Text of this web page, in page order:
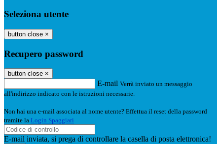
Seleziona utente
button close ×
Recupero password
button close ×
E-mail Verrà inviato un messaggio
all'indirizzo indicato con le istruzioni necessarie.
Non hai una e-mail associata al nome utente? Effettua il reset della password
tramite la Login Spaggiari
E-mail inviata, si prega di controllare la casella di posta elettronica!